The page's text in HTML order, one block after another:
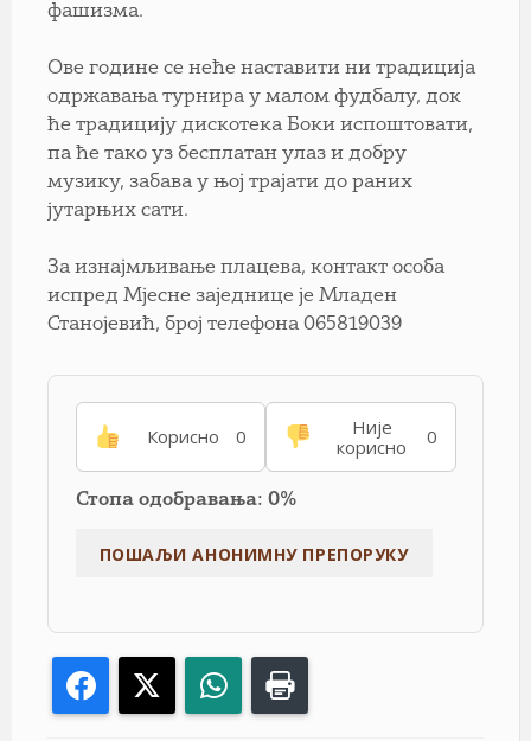
фашизма.
Ове године се неће наставити ни традиција
одржавања турнира у малом фудбалу, док
ће традицију дискотека Боки испоштовати,
па ће тако уз бесплатан улаз и добру
музику, забава у њој трајати до раних
јутарњих сати.
За изнајмљивање плацева, контакт особа
испред Мјесне заједнице је Младен
Станојевић, број телефона 065819039
Корисно 0
Није
корисно
0
Стопа одобравања: 0%
Facebook WhatsApp